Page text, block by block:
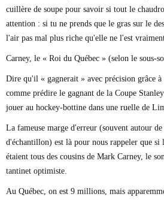
cuillère de soupe pour savoir si tout le
attention : si tu ne prends que le gras sur le
l'air pas mal plus riche qu'elle ne l'est
Carney, le « Roi du Québec » (selon le sous-
Dire qu'il « gagnerait » avec précision grâce à
comme prédire le gagnant de la Coupe
jouer au hockey-bottine dans une ruelle de
La fameuse marge d'erreur (souvent autour
d'échantillon) est là pour nous rappeler que si
étaient tous des cousins ​​de Mark Carney, le
tantinet optimiste.
Au Québec, on est 9 millions, mais